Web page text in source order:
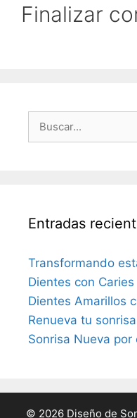
Finalizar
Entradas
Transformando
Dientes con Caries
Dientes Amarillos
Renueva tu
Sonrisa Nueva
© 2026 Diseño de